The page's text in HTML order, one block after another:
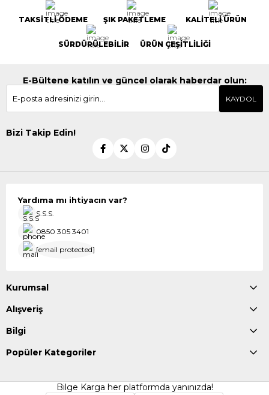
TAKSİTLİ ÖDEME ŞIK PAKETLEME KALİTELİ ÜRÜN
SÜRDÜRÜLEBİLİR ÜRÜN ÇEŞİTLİLİĞİ
E-Bültene katılın ve güncel olarak haberdar olun:
KAYDOL
Bizi Takip Edin!
Yardıma mı ihtiyacın var?
S.S.S.
0850 305 3401
[email protected]
Kurumsal
Alışveriş
Bilgi
Popüler Kategoriler
Bilge Karga her platformda yanınızda!